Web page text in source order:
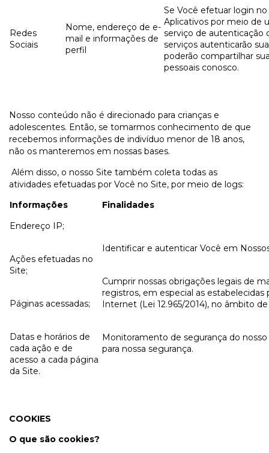
Redes
Sociais
Nome, endereço de e-
mail e informações de
perfil
Se Você efetuar login
Aplicativos por meio de
serviço de autenticação
serviços autenticarão
poderão compartilhar
pessoais conosco.
Nosso conteúdo não é direcionado para crianças e
adolescentes. Então, se tomarmos conhecimento de que
recebemos informações de indivíduo menor de 18 anos,
não os manteremos em nossas bases.
Além disso, o nosso Site também coleta todas as
atividades efetuadas por Você no Site, por meio de logs:
Informações
Finalidades
Endereço IP;
Ações efetuadas no
Site;
Páginas acessadas;
Datas e horários de
cada ação e de
acesso a cada página
da Site.
Identificar e autenticar Você em
Cumprir nossas obrigações legais de
registros, em especial as estabelecidas
Internet (Lei 12.965/2014), no âmbito
Monitoramento de segurança do nosso
para nossa segurança.
COOKIES
O que são cookies?